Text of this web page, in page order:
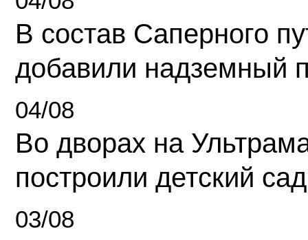
В состав Саперного
добавили надземный
04/08
Во дворах на
построили детский сад
03/08